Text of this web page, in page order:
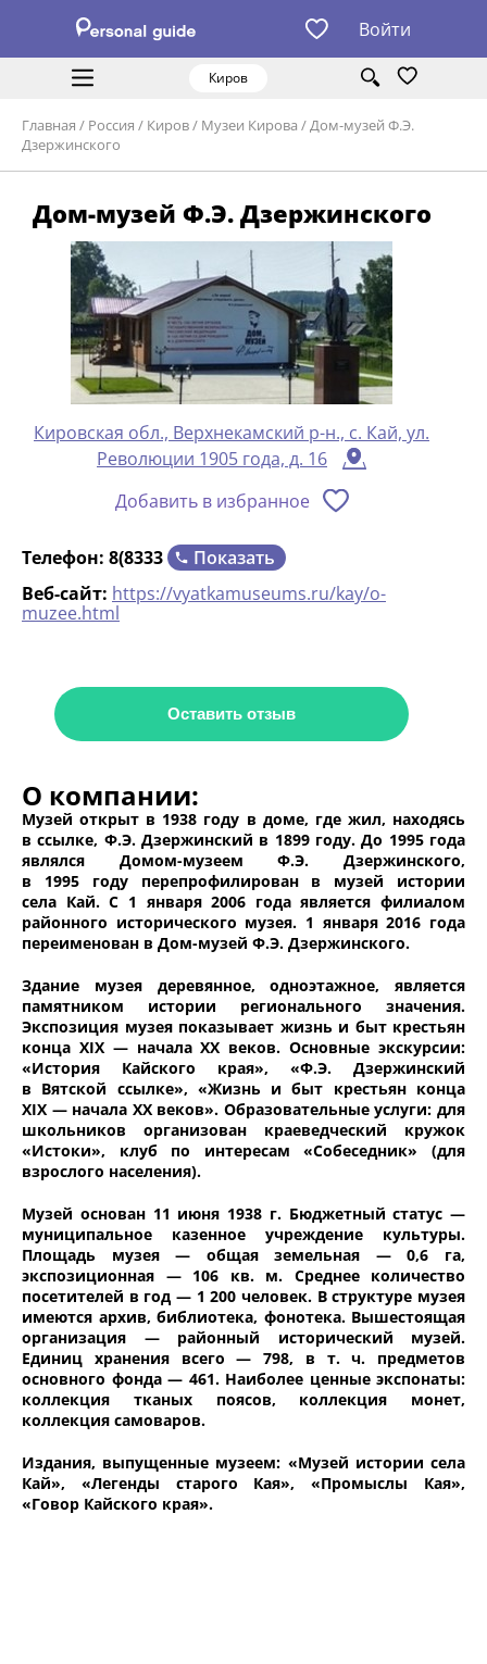
Войти
Киров
Главная / Россия / Киров/ Музеи Кирова /Дом-музей Ф.Э.
Дзержинского
Дом-музей Ф.Э. Дзержинского
Кировская обл., Верхнекамский р-н., с. Кай, ул.
Революции 1905 года, д. 16
Добавить в избранное
Телефон: 8(8333
Показать
Веб-сайт: https://vyatkamuseums.ru/kay/o-
muzee.html
Оставить отзыв
О компании:
Музей открыт в 1938 году в доме, где жил, находясь
в ссылке, Ф.Э. Дзержинский в 1899 году. До 1995 года
являлся Домом-музеем Ф.Э. Дзержинского,
в 1995 году перепрофилирован в музей истории
села Кай. С 1 января 2006 года является филиалом
районного исторического музея. 1 января 2016 года
переименован в Дом-музей Ф.Э. Дзержинского.
Здание музея деревянное, одноэтажное, является
памятником истории регионального значения.
Экспозиция музея показывает жизнь и быт крестьян
конца XIX — начала XX веков. Основные экскурсии:
«История Кайского края», «Ф.Э. Дзержинский
в Вятской ссылке», «Жизнь и быт крестьян конца
XIX — начала XX веков». Образовательные услуги: для
школьников организован краеведческий кружок
«Истоки», клуб по интересам «Собеседник» (для
взрослого населения).
Музей основан 11 июня 1938 г. Бюджетный статус —
муниципальное казенное учреждение культуры.
Площадь музея — общая земельная — 0,6 га,
экспозиционная — 106 кв. м. Среднее количество
посетителей в год — 1 200 человек. В структуре музея
имеются архив, библиотека, фонотека. Вышестоящая
организация — районный исторический музей.
Единиц хранения всего — 798, в т. ч. предметов
основного фонда — 461. Наиболее ценные экспонаты:
коллекция тканых поясов, коллекция монет,
коллекция самоваров.
Издания, выпущенные музеем: «Музей истории села
Кай», «Легенды старого Кая», «Промыслы Кая»,
«Говор Кайского края».